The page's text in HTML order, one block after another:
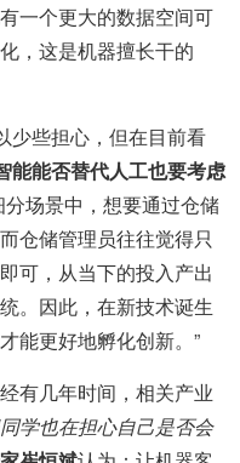
一个更大的数据空间可
，这是机器擅长干的
少些担心，但在目前看
能能否替代人工也要考虑
分场景中，想要通过仓储
仓储管理员往往觉得只
可，从当下的投入产出
。因此，在新技术诞生
能更好地孵化创新。”
有几年时间，相关产业
学也在担心自己是否会